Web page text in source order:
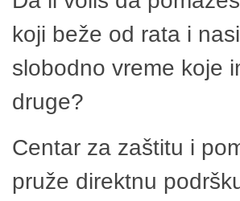
koji beže od rata i
slobodno vreme koje
druge?
Centar za zaštitu i
pruže direktnu